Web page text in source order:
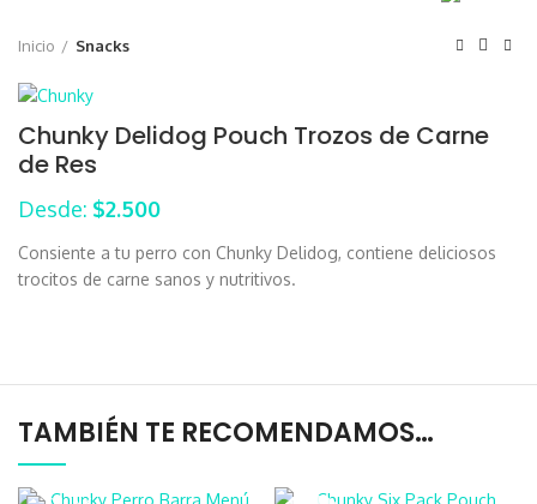
Inicio Snacks
Chunky Delidog Pouch Trozos de Carne
de Res
Desde: $2.500
Consiente a tu perro con Chunky Delidog, contiene deliciosos
trocitos de carne sanos y nutritivos.
TAMBIÉN TE RECOMENDAMOS…